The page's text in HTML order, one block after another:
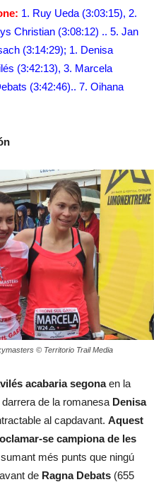
1. Ruy Ueda (3:03:15), 2.
Christian (3:08:12) .. 5. Jan
(3:14:29); 1. Denisa
(3:42:13), 3. Marcela
(3:42:46).. 7. Oihana
© Territorio Trail Media
acabaria segonaen la
de la romanesa Denisa
al capdavant. Aquest
se campiona de les
més punts que ningú
de Ragna Debats (655